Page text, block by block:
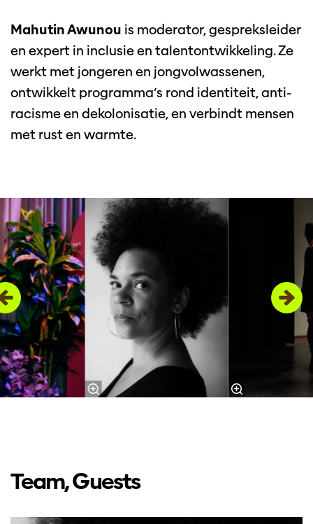
Mahutin Awunou is moderator, gespreksleider
en expert in inclusie en talentontwikkeling. Ze
werkt met jongeren en jongvolwassenen,
ontwikkelt programma’s rond identiteit, anti-
racisme en dekolonisatie, en verbindt mensen
met rust en warmte.
Overslaan
Team, Guests